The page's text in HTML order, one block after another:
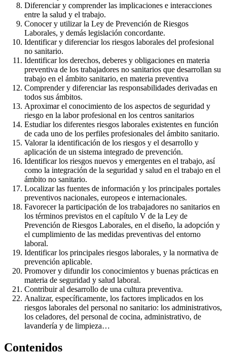
Diferenciar y comprender las implicaciones e interacciones
entre la salud y el trabajo.
Conocer y utilizar la Ley de Prevención de Riesgos
Laborales, y demás legislación concordante.
Identificar y diferenciar los riesgos laborales del profesional
no sanitario.
Identificar los derechos, deberes y obligaciones en materia
preventiva de los trabajadores no sanitarios que desarrollan su
trabajo en el ámbito sanitario, en materia preventiva
Comprender y diferenciar las responsabilidades derivadas en
todos sus ámbitos.
Aproximar el conocimiento de los aspectos de seguridad y
riesgo en la labor profesional en los centros sanitarios
Estudiar los diferentes riesgos laborales existentes en función
de cada uno de los perfiles profesionales del ámbito sanitario.
Valorar la identificación de los riesgos y el desarrollo y
aplicación de un sistema integrado de prevención.
Identificar los riesgos nuevos y emergentes en el trabajo, así
como la integración de la seguridad y salud en el trabajo en el
ámbito no sanitario.
Localizar las fuentes de información y los principales portales
preventivos nacionales, europeos e internacionales.
Favorecer la participación de los trabajadores no sanitarios en
los términos previstos en el capítulo V de la Ley de
Prevención de Riesgos Laborales, en el diseño, la adopción y
el cumplimiento de las medidas preventivas del entorno
laboral.
Identificar los principales riesgos laborales, y la normativa de
prevención aplicable.
Promover y difundir los conocimientos y buenas prácticas en
materia de seguridad y salud laboral.
Contribuir al desarrollo de una cultura preventiva.
Analizar, específicamente, los factores implicados en los
riesgos laborales del personal no sanitario: los administrativos,
los celadores, del personal de cocina, administrativo, de
lavandería y de limpieza…
Contenidos